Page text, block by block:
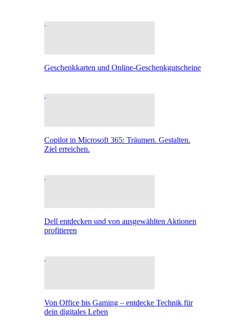
Geschenkkarten und Online-Geschenkgutscheine
Copilot in Microsoft 365: Träumen. Gestalten.
Ziel erreichen.
Dell entdecken und von ausgewählten Aktionen
profitieren
Von Office bis Gaming – entdecke Technik für
dein digitales Leben